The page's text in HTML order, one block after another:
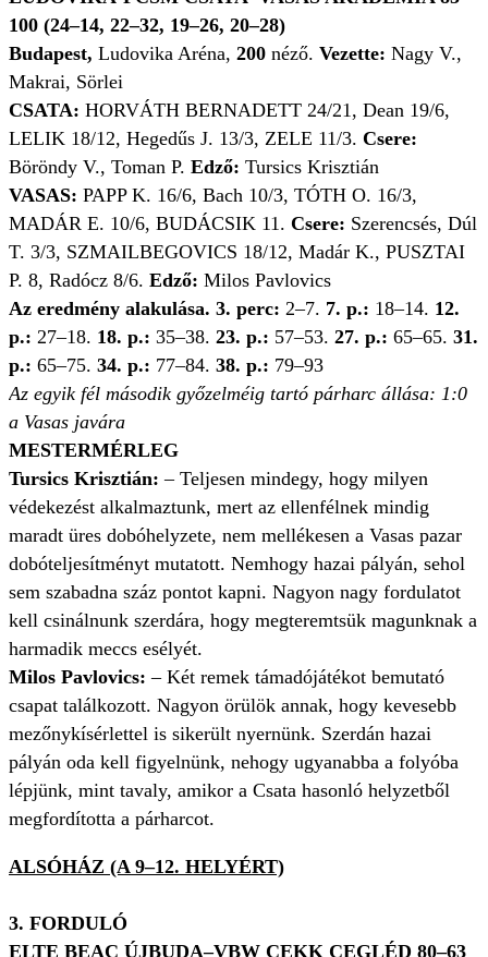
100 (24–14, 22–32, 19–26, 20–28)
Budapest, Ludovika Aréna, 200 néző. Vezette: Nagy V.,
Makrai, Sörlei
CSATA: HORVÁTH BERNADETT 24/21, Dean 19/6,
LELIK 18/12, Hegedűs J. 13/3, ZELE 11/3. Csere:
Böröndy V., Toman P. Edző: Tursics Krisztián
VASAS: PAPP K. 16/6, Bach 10/3, TÓTH O. 16/3,
MADÁR E. 10/6, BUDÁCSIK 11. Csere: Szerencsés, Dúl
T. 3/3, SZMAILBEGOVICS 18/12, Madár K., PUSZTAI
P. 8, Radócz 8/6. Edző: Milos Pavlovics
Az eredmény alakulása. 3. perc: 2–7. 7. p.: 18–14. 12.
p.: 27–18. 18. p.: 35–38. 23. p.: 57–53. 27. p.: 65–65. 31.
p.: 65–75. 34. p.: 77–84. 38. p.: 79–93
Az egyik fél második győzelméig tartó párharc állása: 1:0
a Vasas javára
MESTERMÉRLEG
Tursics Krisztián:– Teljesen mindegy, hogy milyen
védekezést alkalmaztunk, mert az ellenfélnek mindig
maradt üres dobóhelyzete, nem mellékesen a Vasas pazar
dobóteljesítményt mutatott. Nemhogy hazai pályán, sehol
sem szabadna száz pontot kapni. Nagyon nagy fordulatot
kell csinálnunk szerdára, hogy megteremtsük magunknak a
harmadik meccs esélyét.
Milos Pavlovics: – Két remek támadójátékot bemutató
csapat találkozott. Nagyon örülök annak, hogy kevesebb
mezőnykísérlettel is sikerült nyernünk. Szerdán hazai
pályán oda kell figyelnünk, nehogy ugyanabba a folyóba
lépjünk, mint tavaly, amikor a Csata hasonló helyzetből
megfordította a párharcot.
ALSÓHÁZ (A 9–12. HELYÉRT)
3. FORDULÓ
ELTE BEAC ÚJBUDA–VBW CEKK CEGLÉD 80–63